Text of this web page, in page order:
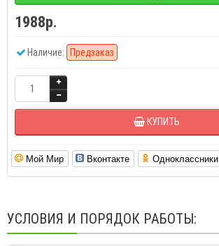
1988р.
Наличие: Предзаказ
КУПИТЬ
Мой Мир Вконтакте Одноклассники
УСЛОВИЯ И ПОРЯДОК РАБОТЫ: